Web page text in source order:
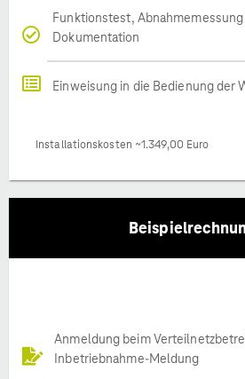
Funktionstest, Abnahmemessung
Dokumentation
Einweisung in die Bedienung der
Installationskosten ~1.349,00 Euro
Anmeldung beim
Inbetriebnahme-Meldung